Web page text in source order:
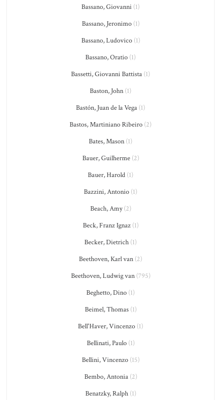
Bassano, Giovanni (1)
Bassano, Jeronimo(1)
Bassano, Ludovico(1)
Bassano, Oratio (1)
Bassetti, Giovanni Battista (1)
Baston, John (1)
Bastón, Juan de la Vega (1)
Bastos, Martiniano Ribeiro (2)
Bates, Mason (1)
Bauer, Guilherme(2)
Bauer, Harold (1)
Bazzini, Antonio (1)
Beach, Amy(2)
Beck, Franz Ignaz(1)
Becker, Dietrich (1)
Beethoven, Karl van (2)
Beethoven, Ludwig van(795)
Beghetto, Dino (1)
Beimel, Thomas(1)
Bell'Haver, Vincenzo (1)
Bellinati, Paulo(1)
Bellini, Vincenzo(15)
Bembo, Antonia(2)
Benatzky, Ralph(1)